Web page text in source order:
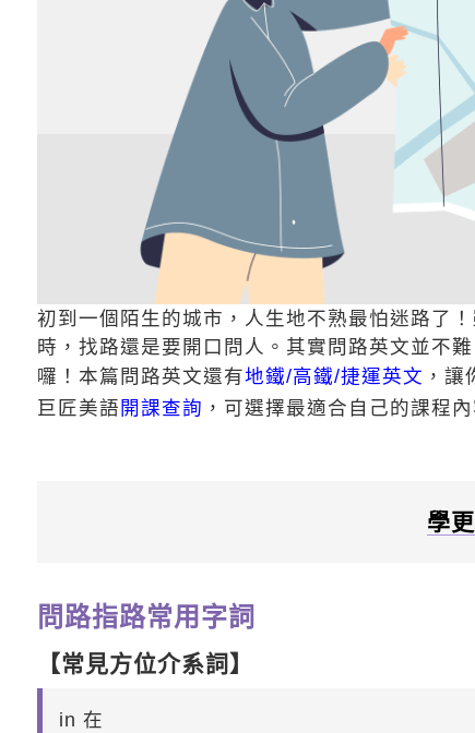
初到一個陌生的城市，人生地不熟最怕迷路了
時，找路還是要開口問人。其實問路英文並不
囉！本篇問路英文還有地鐵/高鐵/捷運英文 ，
巨匠美語 開課查詢 ，可選擇最適合自己的課程
學
問路指路常用字詞
【常見方位介系詞】
in 在